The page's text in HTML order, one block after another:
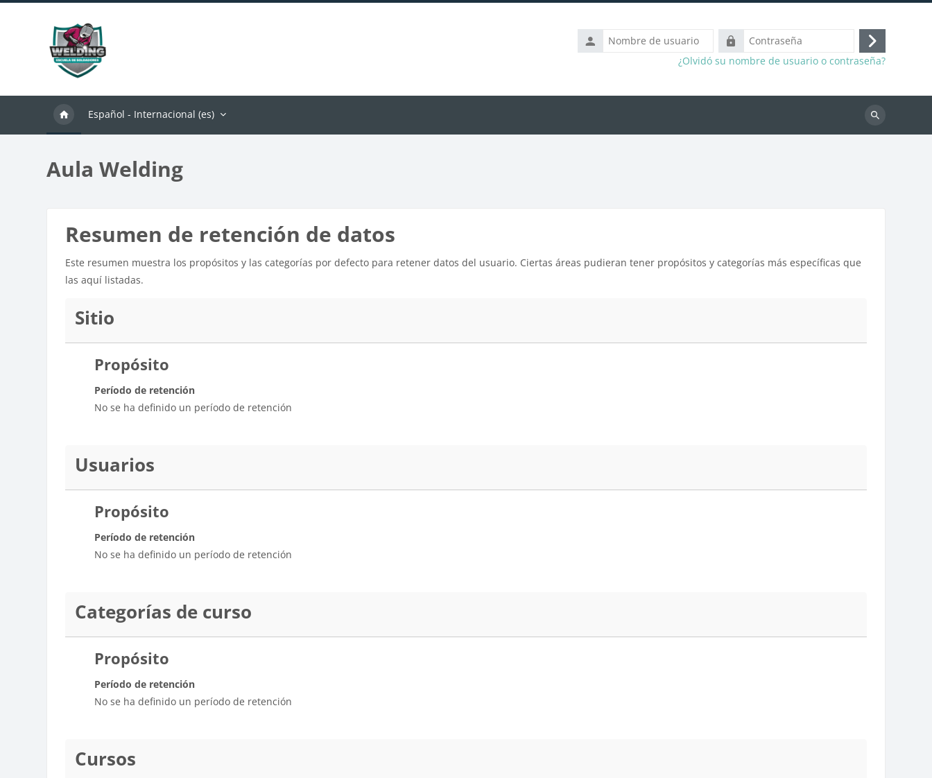
Nombre
de
Contraseña
Acceder
¿Olvidó su nombre de usuario o contraseña?
Español - Internacional ‎(es)‎
Buscar
Aula Welding
Resumen de retención de datos
Este resumen muestra los propósitos y las categorías por defecto para retener datos del usuario. Ciertas áreas pudieran tener propósitos y categorías más específicas que
las aquí listadas.
Sitio
Propósito
Período de retención
No se ha definido un período de retención
Usuarios
Propósito
Período de retención
No se ha definido un período de retención
Categorías de curso
Propósito
Período de retención
No se ha definido un período de retención
Cursos